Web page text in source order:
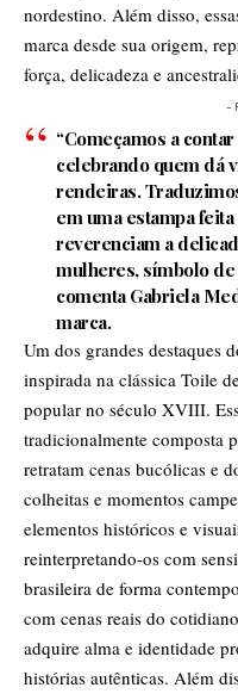
nordestino. Além disso,
marca desde sua origem,
força, delicadeza e
-
“Começamos a
celebrando quem dá
rendeiras.
em uma estampa
reverenciam a
mulheres, símbolo de
comenta Gabriela
marca.
Um dos grandes destaques
inspirada na clássica Toile
popular no século XVIII.
tradicionalmente composta
retratam cenas bucólicas e
colheitas e momentos
elementos históricos e
reinterpretando-os com
brasileira de forma
com cenas reais do
adquire alma e identidade
histórias autênticas. Além